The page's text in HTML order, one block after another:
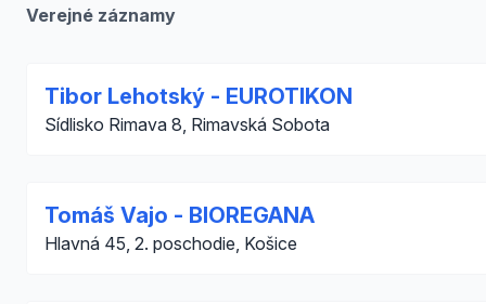
Verejné záznamy
Tibor Lehotský - EUROTIKON
Sídlisko Rimava 8, Rimavská Sobota
Tomáš Vajo - BIOREGANA
Hlavná 45, 2. poschodie, Košice